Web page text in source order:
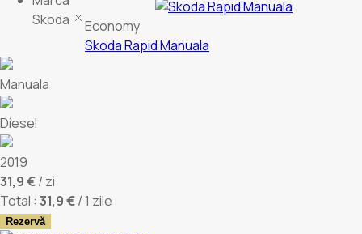
Skoda
Economy
Skoda Rapid Manuala
Manuala
Diesel
2019
31,9 €/ zi
Total : 31,9 €/ 1 zile
Rezervă